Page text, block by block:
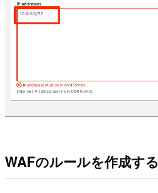
WAFのルールを作成する